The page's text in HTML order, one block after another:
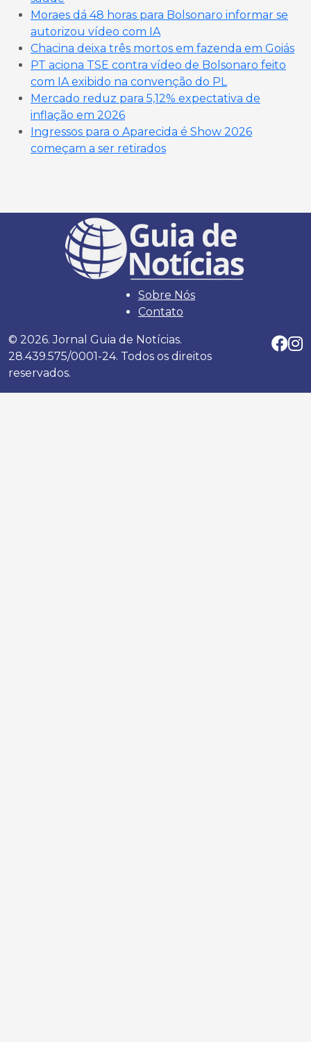
Moraes dá 48 horas para Bolsonaro informar se
autorizou vídeo com IA
Chacina deixa três mortos em fazenda em Goiás
PT aciona TSE contra vídeo de Bolsonaro feito
com IA exibido na convenção do PL
Mercado reduz para 5,12% expectativa de
inflação em 2026
Ingressos para o Aparecida é Show 2026
começam a ser retirados
Sobre Nós
Contato
© 2026. Jornal Guia de Notícias.
28.439.575/0001-24. Todos os direitos
reservados.